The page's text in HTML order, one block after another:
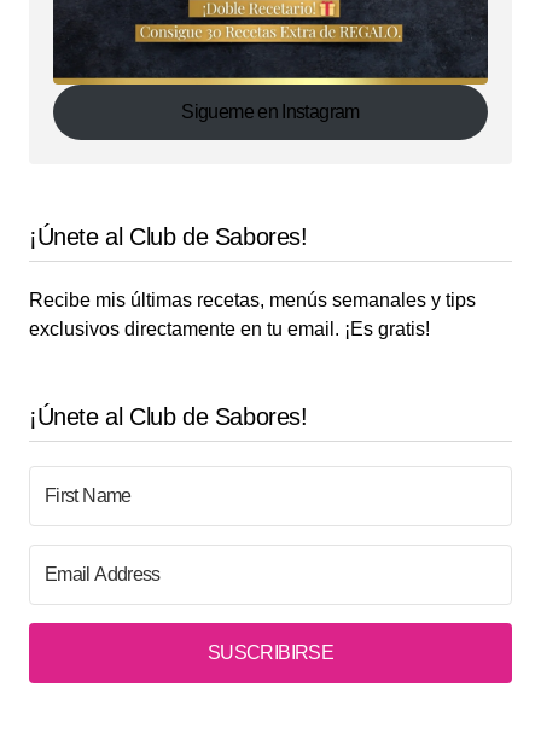
Sigueme en Instagram
¡Únete al Club de Sabores!
Recibe mis últimas recetas, menús semanales y tips
exclusivos directamente en tu email. ¡Es gratis!
¡Únete al Club de Sabores!
SUSCRIBIRSE